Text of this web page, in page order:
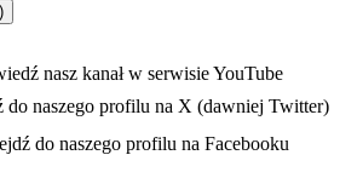
otwiera się w nowej karcie
nasz kanał w serwisie YouTube
nowej karcie
do naszego profilu na X (dawniej Twitter)
- otwiera się w nowej karcie
do naszego profilu na Facebooku